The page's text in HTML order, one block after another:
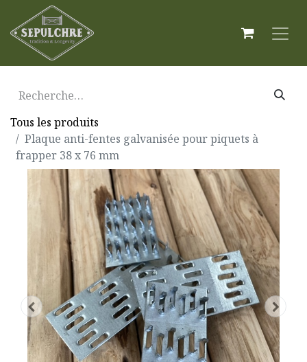
Tous les produits
Plaque anti-fentes galvanisée pour piquets à
frapper 38 x 76 mm